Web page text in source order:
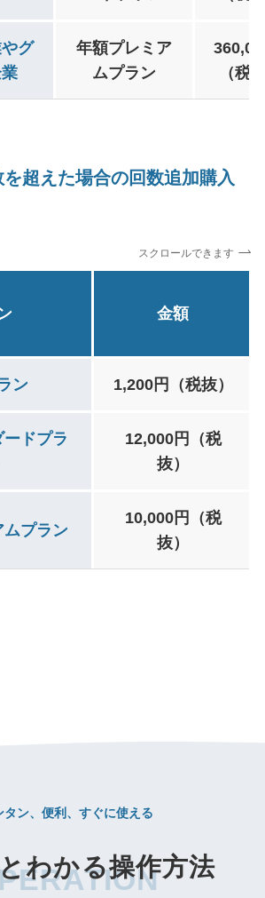
グ
年額プレミア
ムプラン
（税
超えた場合の回数追加購入
スクロールできます
金額
ン 1,200円（税抜）
ドプラ
12,000円（税
抜）
ムプラン
10,000円（税
抜）
タン、便利、すぐに使える
わかる操作方法